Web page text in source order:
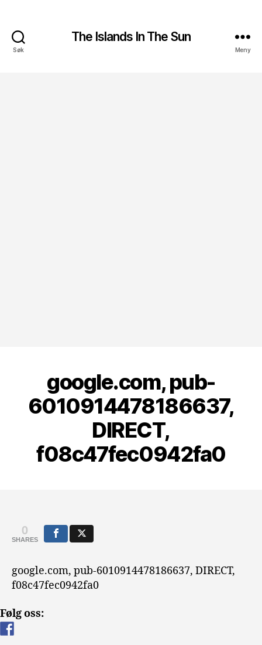
Søk
The Islands In The Sun
Meny
google.com, pub-
6010914478186637,
DIRECT,
f08c47fec0942fa0
0
SHARES
google.com, pub-6010914478186637, DIRECT,
f08c47fec0942fa0
Følg oss: